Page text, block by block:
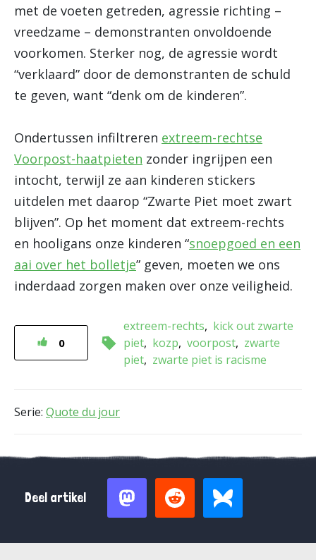
met de voeten getreden, agressie richting –
vreedzame – demonstranten onvoldoende
voorkomen. Sterker nog, de agressie wordt
“verklaard” door de demonstranten de schuld
te geven, want “denk om de kinderen”.
Ondertussen infiltreren extreem-rechtse
Voorpost-haatpieten zonder ingrijpen een
intocht, terwijl ze aan kinderen stickers
uitdelen met daarop “Zwarte Piet moet zwart
blijven”. Op het moment dat extreem-rechts
en hooligans onze kinderen “snoepgoed en een
aai over het bolletje” geven, moeten we ons
inderdaad zorgen maken over onze veiligheid.
0
extreem-rechts
kick out zwarte
piet kozp voorpost zwarte
piet zwarte piet is racisme
Serie: Quote du jour
Deel artikel